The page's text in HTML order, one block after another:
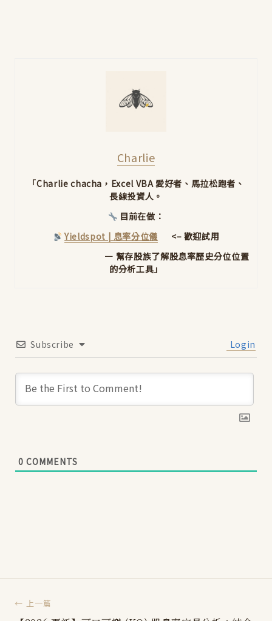
Charlie
「Charlie chacha，Excel VBA 愛好者、馬拉松跑者、
長線投資人。
目前在做：
Yieldspot | 息率分位儀 <– 歡迎試用
— 幫存股族了解股息率歷史分位位置
的分析工具」
Subscribe Login
0 COMMENTS
← 上一篇